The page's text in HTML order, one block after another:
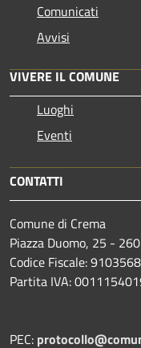
Comunicati
Avvisi
VIVERE IL COMUNE
Luoghi
Eventi
CONTATTI
Comune di Crema
Piazza Duomo, 25 -
Codice Fiscale:
Partita IVA:
PEC: